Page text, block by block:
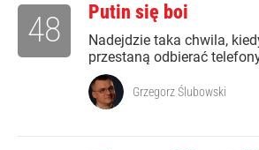
Putin się boi
Nadejdzie taka chwila,
przestaną odbierać
48
Grzegorz Ślubowski